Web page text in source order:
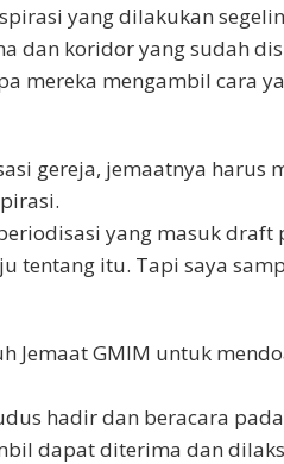
yang dilakukan
dan koridor yang sudah
mereka mengambil cara
gereja, jemaatnya harus
yang masuk draft
tentang itu. Tapi saya
Jemaat GMIM untuk
hadir dan beracara
dapat diterima dan